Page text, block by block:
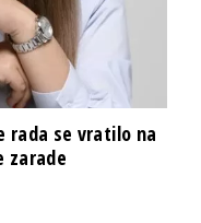
rada se vratilo na
zarade